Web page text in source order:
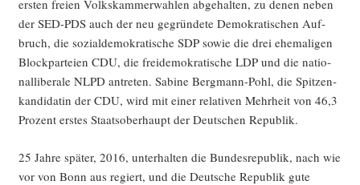
ers­ten frei­en Volks­kam­mer­wah­len abge­hal­ten, zu denen neben
der SED-PDS auch der neu gegrün­de­te Demo­kra­ti­schen Auf­
bruch, die sozi­al­de­mo­kra­ti­sche SDP sowie die drei ehe­ma­li­gen
Block­par­tei­en CDU, die frei­de­mo­kra­ti­sche LDP und die natio­
nal­li­be­ra­le NLPD antre­ten. Sabi­ne Berg­mann-Pohl, die Spit­zen­
kan­di­da­tin der CDU, wird mit einer rela­ti­ven Mehr­heit von 46,3
Pro­zent ers­tes Staats­ober­haupt der Deut­schen Republik.
25 Jah­re spä­ter, 2016, unter­hal­ten die Bun­des­re­pu­blik, nach wie
vor von Bonn aus regiert, und die Deut­sche Repu­blik gute